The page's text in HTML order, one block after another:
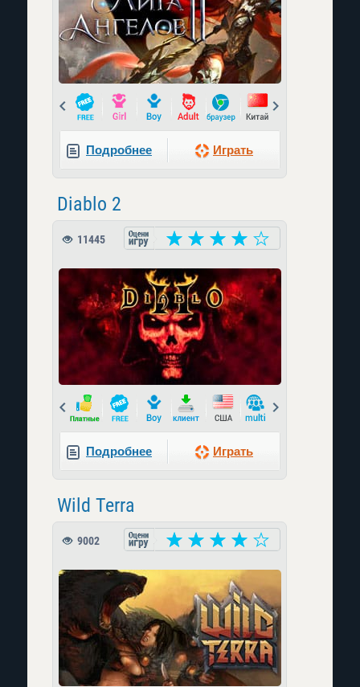
Prev
Подробнее Играть
Diablo 2
11445
Prev
Подробнее Играть
Wild Terra
9002